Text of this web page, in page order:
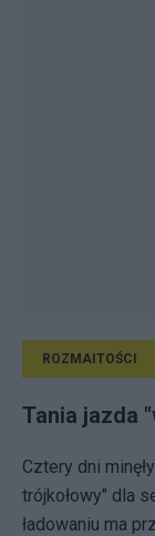
ROZMAITOŚCI
Tania jazda
Cztery dni
trójkołowy" dla
ładowaniu ma